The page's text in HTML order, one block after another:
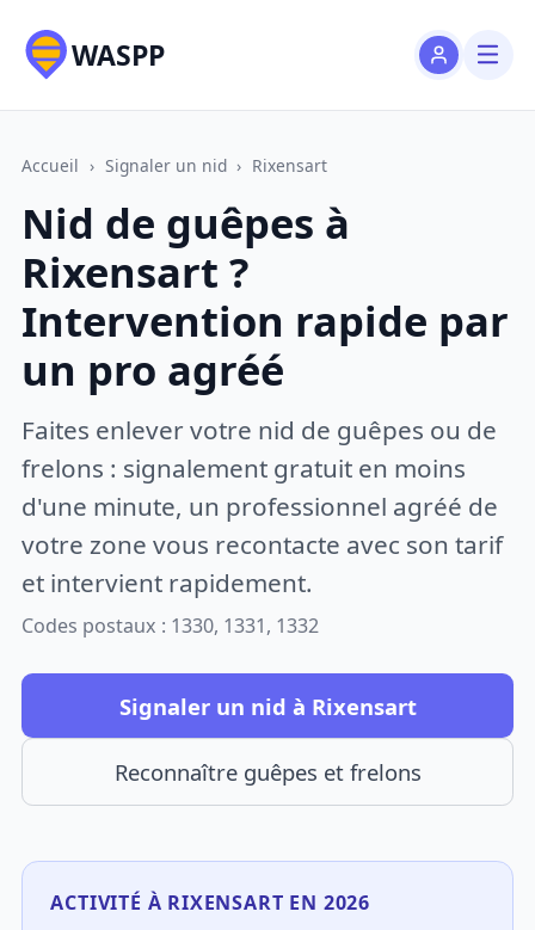
WASPP
Accueil › Signaler un nid › Rixensart
Nid de guêpes à
Rixensart ?
Intervention rapide par
un pro agréé
Faites enlever votre nid de guêpes ou de
frelons : signalement gratuit en moins
d'une minute, un professionnel agréé de
votre zone vous recontacte avec son tarif
et intervient rapidement.
Codes postaux : 1330, 1331, 1332
Signaler un nid à Rixensart
Reconnaître guêpes et frelons
ACTIVITÉ À RIXENSART EN 2026